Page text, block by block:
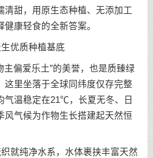
清甜，用原生态种植、无添加工
康轻食的全新答案。
优质种植基底
偏爱乐土”的美誉，也是质臻绿
这里坐落于全球同纬度仅存完整
气温稳定在21℃，长夏无冬、日
风气候为作物生长搭建起天然恒
就纯净水系，水体裹挟丰富天然